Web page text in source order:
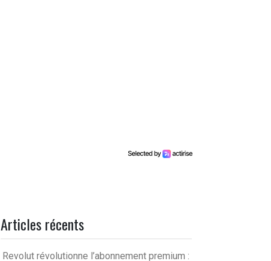
Articles récents
Revolut révolutionne l’abonnement premium :